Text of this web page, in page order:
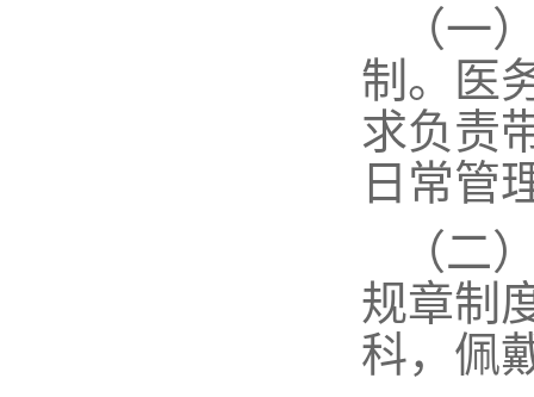
（一
制。医
求负责
日常管
（二
规章制
科，佩